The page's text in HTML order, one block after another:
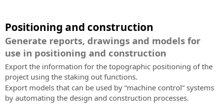
Positioning and construction
Generate reports, drawings and models for
use in positioning and construction
Export the information for the topographic positioning of the
project using the staking out functions.
Export models that can be used by “machine control” systems
by automating the design and construction processes.